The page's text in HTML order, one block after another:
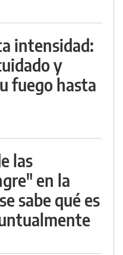
intensidad:
y
fuego hasta
las
en la
sabe qué es